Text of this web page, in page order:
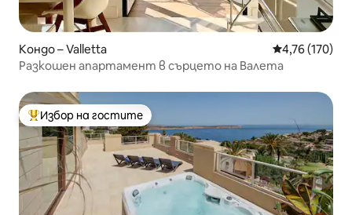
Кондо – Valletta Средна
4,76 (170)
Разкошен апартамент в сърцето на Валета
Най-популярен избор на гостите
Избор на гостите